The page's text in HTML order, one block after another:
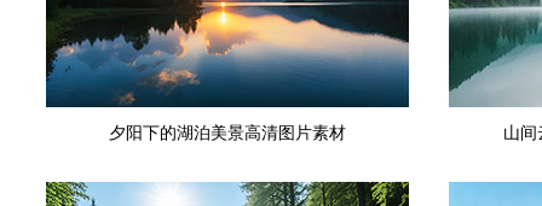
夕阳下的湖泊美景高清图片素材 山间